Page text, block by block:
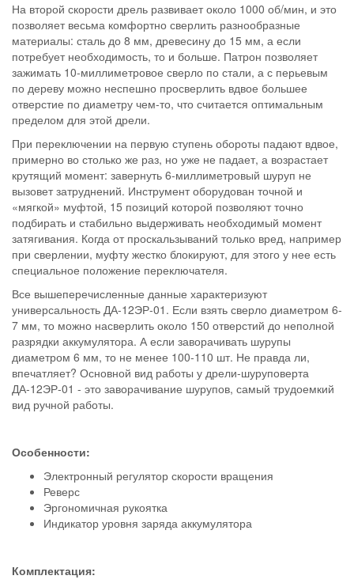
На второй скорости дрель развивает около 1000 об/мин, и это
позволяет весьма комфортно сверлить разнообразные
материалы: сталь до 8 мм, древесину до 15 мм, а если
потребует необходимость, то и больше. Патрон позволяет
зажимать 10-миллиметровое сверло по стали, а с перьевым
по дереву можно неспешно просверлить вдвое большее
отверстие по диаметру чем-то, что считается оптимальным
пределом для этой дрели.
При переключении на первую ступень обороты падают вдвое,
примерно во столько же раз, но уже не падает, а возрастает
крутящий момент: завернуть 6-миллиметровый шуруп не
вызовет затруднений. Инструмент оборудован точной и
«мягкой» муфтой, 15 позиций которой позволяют точно
подбирать и стабильно выдерживать необходимый момент
затягивания. Когда от проскальзываний только вред, например
при сверлении, муфту жестко блокируют, для этого у нее есть
специальное положение переключателя.
Все вышеперечисленные данные характеризуют
универсальность ДА-12ЭР-01. Если взять сверло диаметром 6-
7 мм, то можно насверлить около 150 отверстий до неполной
разрядки аккумулятора. А если заворачивать шурупы
диаметром 6 мм, то не менее 100-110 шт. Не правда ли,
впечатляет? Основной вид работы у дрели-шуруповерта
ДА-12ЭР-01 - это заворачивание шурупов, самый трудоемкий
вид ручной работы.
Особенности:
Электронный регулятор скорости вращения
Реверс
Эргономичная рукоятка
Индикатор уровня заряда аккумулятора
Комплектация: